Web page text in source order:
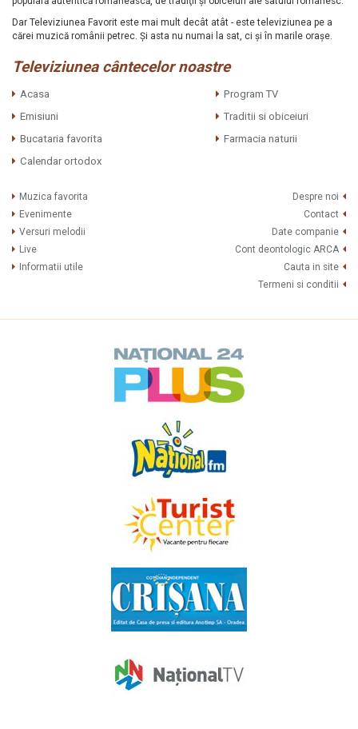
Dar Televiziunea Favorit este mai mult decât atât - este televiziunea pe a
cărei muzică românii petrec. Şi asta nu numai la sat, ci şi în marile oraşe.
Televiziunea cântecelor noastre
Acasa
Program TV
Emisiuni
Traditii si obiceiuri
Bucataria favorita
Farmacia naturii
Calendar ortodox
Muzica favorita
Evenimente
Versuri melodii
Live
Informatii utile
Despre noi
Contact
Date companie
Cont deontologic ARCA
Cauta in site
Termeni si conditii